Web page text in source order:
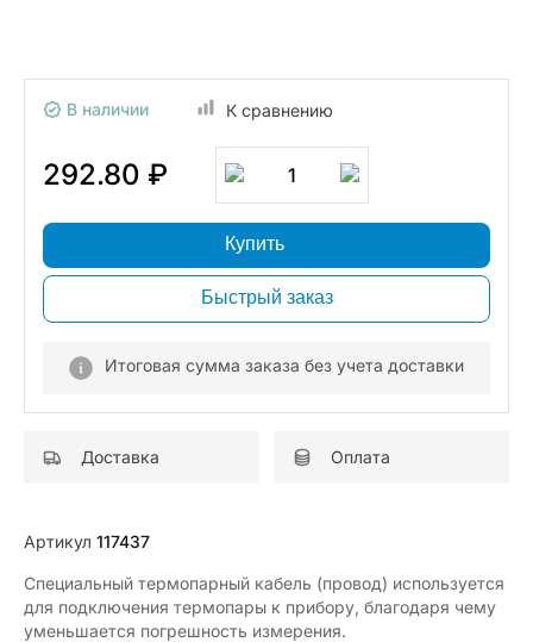
В наличии К сравнению
292.80 ₽ 1
Купить
Быстрый заказ
Итоговая сумма заказа без учета доставки
Доставка Оплата
Артикул 117437
Специальный термопарный кабель (провод) используется
для подключения термопары к прибору, благодаря чему
уменьшается погрешность измерения.